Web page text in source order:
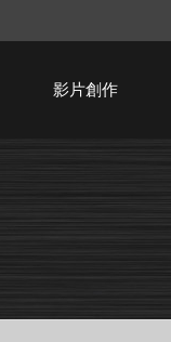
影片創作